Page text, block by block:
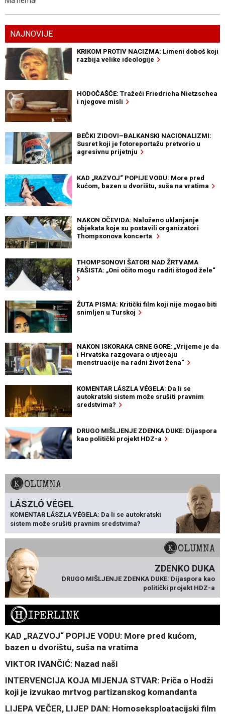
NAJNOVIJE
KRIKOM PROTIV NACIZMA: Limeni doboš koji
razbija velike ideologije
HODOČAŠĆE: Tražeći Friedricha Nietzschea
i njegove misli
BEČKI ZIDOVI–BALKANSKI NACIONALIZMI:
Susret koji je fotoreportažu pretvorio u
agresivnu prijetnju
KAD „RAZVOJ“ POPIJE VODU: More pred
kućom, bazen u dvorištu, suša na vratima
NAKON OČEVIDA: Naloženo uklanjanje
objekata koje su postavili organizatori
Thompsonova koncerta
THOMPSONOVI ŠATORI NAD ŽRTVAMA
FAŠISTA: „Oni očito mogu raditi štogod žele“
ŽUTA PISMA: Kritički film koji nije mogao biti
snimljen u Turskoj
NAKON ISKORAKA CRNE GORE: „Vrijeme je da
i Hrvatska razgovara o utjecaju
menstruacije na radni život žena“
KOMENTAR LÁSZLA VÉGELA: Da li se
autokratski sistem može srušiti pravnim
sredstvima?
DRUGO MIŠLJENJE ZDENKA DUKE: Dijaspora
kao politički projekt HDZ-a
KOLUMNA
LÁSZLÓ VÉGEL
KOMENTAR LÁSZLA VÉGELA: Da li se autokratski
sistem može srušiti pravnim sredstvima?
KOLUMNA
ZDENKO DUKA
DRUGO MIŠLJENJE ZDENKA DUKE: Dijaspora kao
politički projekt HDZ-a
HIPERLINK
KAD „RAZVOJ“ POPIJE VODU: More pred kućom,
bazen u dvorištu, suša na vratima
VIKTOR IVANČIĆ: Nazad naši
INTERVENCIJA KOJA MIJENJA STVAR: Priča o Hodži
koji je izvukao mrtvog partizanskog komandanta
LIJEPA VEČER, LIJEP DAN: Homoseksploatacijski film